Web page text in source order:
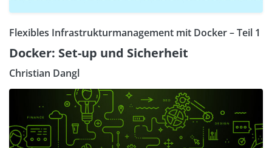
Flexibles Infrastrukturmanagement mit Docker – Teil 1
Docker: Set-up und Sicherheit
Christian Dangl